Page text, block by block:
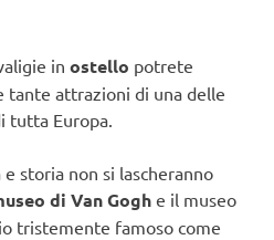
in ostello potrete
tante attrazioni di una delle
tutta Europa.
storia non si lascheranno
di Van Gogh e il museo
tristemente famoso come